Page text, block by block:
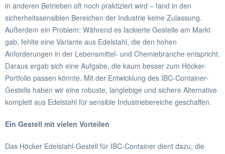
in anderen Betrieben oft noch praktiziert wird – fand in den
sicherheitssensiblen Bereichen der Industrie keine Zulassung.
Außerdem ein Problem: Während es lackierte Gestelle am Markt
gab, fehlte eine Variante aus Edelstahl, die den hohen
Anforderungen in der Lebensmittel- und Chemiebranche entspricht.
Daraus ergab sich eine Aufgabe, die kaum besser zum Höcker-
Portfolio passen könnte. Mit der Entwicklung des IBC-Container-
Gestells haben wir eine robuste, langlebige und sichere Alternative
komplett aus Edelstahl für sensible Industriebereiche geschaffen.
Ein Gestell mit vielen Vorteilen
Das Höcker Edelstahl-Gestell für IBC-Container dient dazu, die